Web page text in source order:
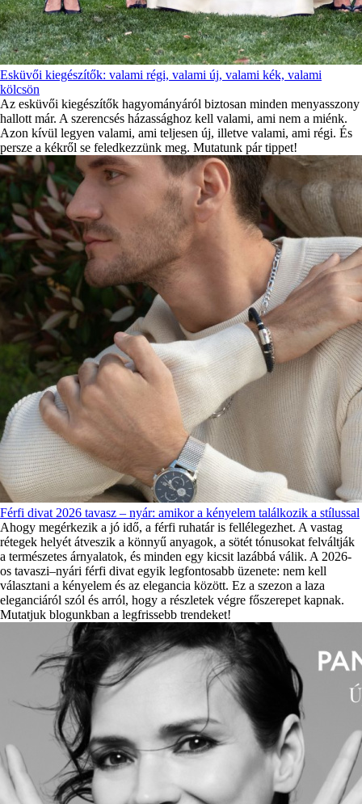
Esküvői kiegészítők: valami régi, valami új, valami kék, valami
kölcsön
Az esküvői kiegészítők hagyományáról biztosan minden menyasszony
hallott már. A szerencsés házassághoz kell valami, ami nem a miénk.
Azon kívül legyen valami, ami teljesen új, illetve valami, ami régi. És
persze a kékről se feledkezzünk meg. Mutatunk pár tippet!
Férfi divat 2026 tavasz – nyár: amikor a kényelem találkozik a stílussal
Ahogy megérkezik a jó idő, a férfi ruhatár is fellélegezhet. A vastag
rétegek helyét átveszik a könnyű anyagok, a sötét tónusokat felváltják
a természetes árnyalatok, és minden egy kicsit lazábbá válik. A 2026-
os tavaszi–nyári férfi divat egyik legfontosabb üzenete: nem kell
választani a kényelem és az elegancia között. Ez a szezon a laza
eleganciáról szól és arról, hogy a részletek végre főszerepet kapnak.
Mutatjuk blogunkban a legfrissebb trendeket!